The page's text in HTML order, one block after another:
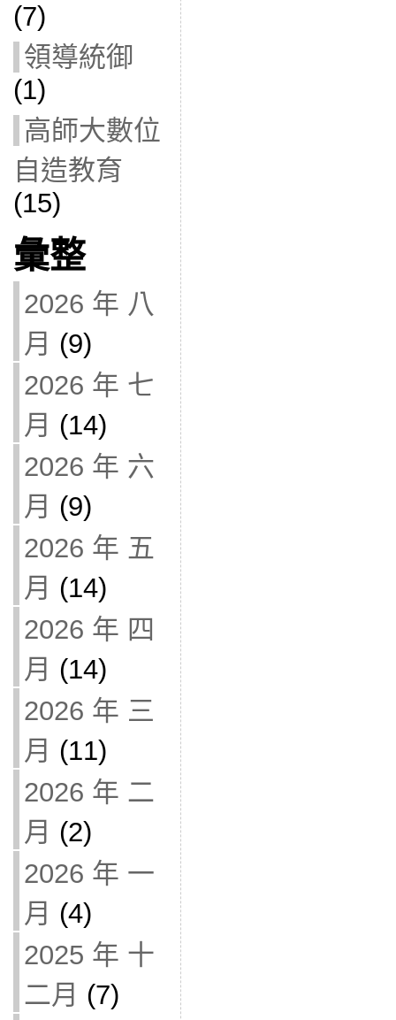
(7)
領導統御
(1)
高師大數位
自造教育
(15)
彙整
2026 年 八
月 (9)
2026 年 七
月 (14)
2026 年 六
月 (9)
2026 年 五
月 (14)
2026 年 四
月 (14)
2026 年 三
月 (11)
2026 年 二
月 (2)
2026 年 一
月 (4)
2025 年 十
二月 (7)